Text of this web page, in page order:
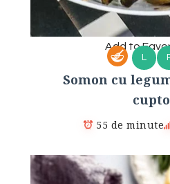
Add to
L
Somon cu
55 de minute